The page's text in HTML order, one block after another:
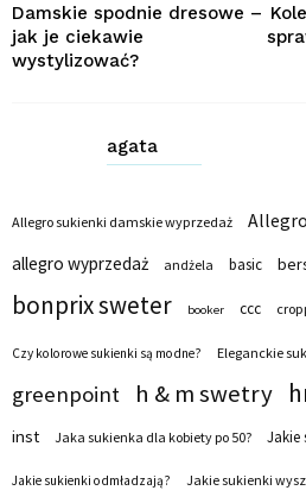
Damskie spodnie dresowe –
jak je ciekawie
wystylizować?
agata
Allegro sukienki damskie wyprzedaż
allegro wyprzedaż
andżela basic
bonprix sweter booker ccc
Czy kolorowe sukienki są modne? Eleganckie
greenpoint h & m swetry
inst Jaka sukienka dla kobiety po 50? Jakie
Jakie sukienki odmładzają? Jakie sukienki